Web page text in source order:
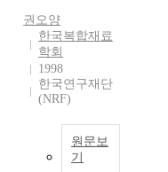
권오양
한국복합재료
학회
1998
한국연구재단
(NRF)
원문보
기